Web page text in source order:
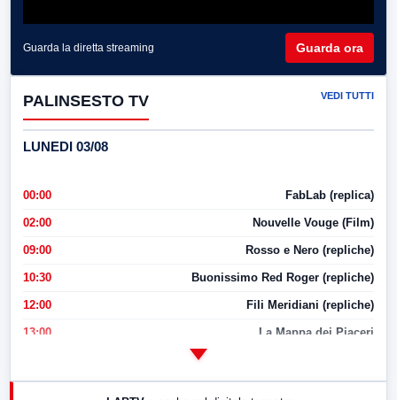
Guarda la diretta streaming Guarda ora
PALINSESTO TV VEDI TUTTI
LUNEDI 03/08
00:00 FabLab (replica)
02:00 Nouvelle Vouge (Film)
09:00 Rosso e Nero (repliche)
10:30 Buonissimo Red Roger (repliche)
12:00 Fili Meridiani (repliche)
13:00 La Mappa dei Piaceri